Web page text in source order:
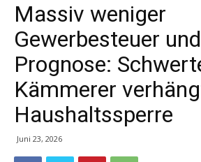
Massiv weniger
Gewerbesteuer
Prognose:
Kämmerer
Haushaltssperre
Juni 23, 2026